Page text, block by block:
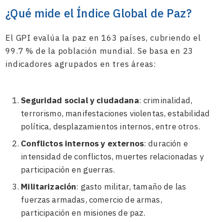
¿Qué mide el Índice Global de Paz?
El GPI evalúa la paz en 163 países, cubriendo el
99.7 % de la población mundial. Se basa en 23
indicadores agrupados en tres áreas:
Seguridad social y ciudadana: criminalidad,
terrorismo, manifestaciones violentas, estabilidad
política, desplazamientos internos, entre otros.
Conflictos internos y externos: duración e
intensidad de conflictos, muertes relacionadas y
participación en guerras.
Militarización: gasto militar, tamaño de las
fuerzas armadas, comercio de armas,
participación en misiones de paz.